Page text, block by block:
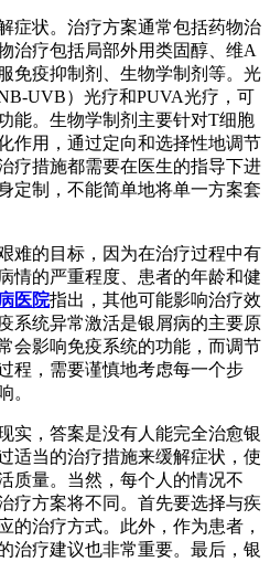
症状。治疗方案通常包括药物治
治疗包括局部外用类固醇、维A
免疫抑制剂、生物学制剂等。光
UVB）光疗和PUVA光疗，可
能。生物学制剂主要针对T细胞
作用，通过定向和选择性地调节
疗措施都需要在医生的指导下进
定制，不能简单地将单一方案套
难的目标，因为在治疗过程中有
情的严重程度、患者的年龄和健
医院指出，其他可能影响治疗效
系统异常激活是银屑病的主要原
会影响免疫系统的功能，而调节
程，需要谨慎地考虑每一个步
。
实，答案是没有人能完全治愈银
适当的治疗措施来缓解症状，使
质量。当然，每个人的情况不
疗方案将不同。首先要选择与疾
的治疗方式。此外，作为患者，
治疗建议也非常重要。最后，银